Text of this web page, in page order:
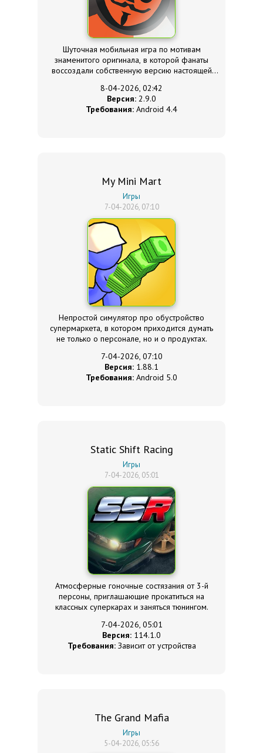
Шуточная мобильная игра по мотивам
знаменитого оригинала, в которой фанаты
воссоздали собственную версию настоящей
персонажами.
8-04-2026, 02:42
Версия: 2.9.0
Требования: Android 4.4
My Mini Mart
Игры
7-04-2026, 07:10
Непростой симулятор про обустройство
супермаркета, в котором приходится думать
не только о персонале, но и о продуктах.
7-04-2026, 07:10
Версия: 1.88.1
Требования: Android 5.0
Static Shift Racing
Игры
7-04-2026, 05:01
Атмосферные гоночные состязания от 3-й
персоны, приглашающие прокатиться на
классных суперкарах и заняться тюнингом.
7-04-2026, 05:01
Версия: 114.1.0
Требования: Зависит от устройства
The Grand Mafia
Игры
5-04-2026, 05:56